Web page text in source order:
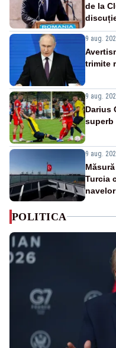
de la
9 aug.
trimite
9 aug.
Darius
superb
9 aug.
Turcia
navelor
POLITICA